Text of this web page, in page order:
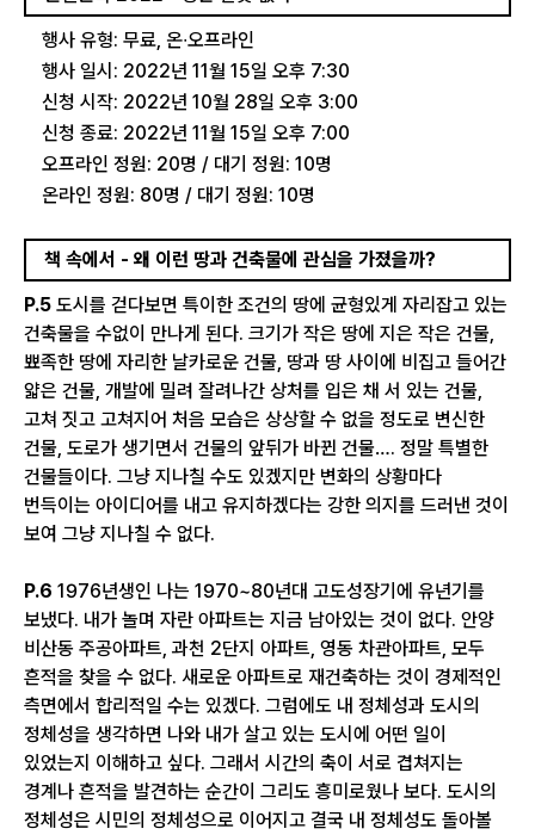
행사 유형: 무료, 온∙오프라인
행사 일시: 2022년 11월 15일 오후 7:30
신청 시작: 2022년 10월 28일 오후 3:00
신청 종료: 2022년 11월 15일 오후 7:00
오프라인 정원: 20명 / 대기 정원: 10명
온라인 정원: 80명 / 대기 정원: 10명
책 속에서 - 왜 이런 땅과 건축물에 관심을 가졌을까?
P.5 도시를 걷다보면 특이한 조건의 땅에 균형있게 자리잡고 있는
건축물을 수없이 만나게 된다. 크기가 작은 땅에 지은 작은 건물,
뾰족한 땅에 자리한 날카로운 건물, 땅과 땅 사이에 비집고 들어간
얇은 건물, 개발에 밀려 잘려나간 상처를 입은 채 서 있는 건물,
고쳐 짓고 고쳐지어 처음 모습은 상상할 수 없을 정도로 변신한
건물, 도로가 생기면서 건물의 앞뒤가 바뀐 건물…. 정말 특별한
건물들이다. 그냥 지나칠 수도 있겠지만 변화의 상황마다
번득이는 아이디어를 내고 유지하겠다는 강한 의지를 드러낸 것이
보여 그냥 지나칠 수 없다.
P.6 1976년생인 나는 1970~80년대 고도성장기에 유년기를
보냈다. 내가 놀며 자란 아파트는 지금 남아있는 것이 없다. 안양
비산동 주공아파트, 과천 2단지 아파트, 영동 차관아파트, 모두
흔적을 찾을 수 없다. 새로운 아파트로 재건축하는 것이 경제적인
측면에서 합리적일 수는 있겠다. 그럼에도 내 정체성과 도시의
정체성을 생각하면 나와 내가 살고 있는 도시에 어떤 일이
있었는지 이해하고 싶다. 그래서 시간의 축이 서로 겹쳐지는
경계나 흔적을 발견하는 순간이 그리도 흥미로웠나 보다. 도시의
정체성은 시민의 정체성으로 이어지고 결국 내 정체성도 돌아볼